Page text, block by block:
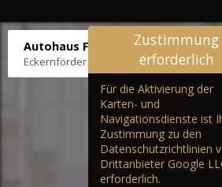
Autohaus Fräter
Eckernförder Str. /Klausbrooker Weg 1,
Zustimmung
erforderlich
Für die Aktivierung der
Karten- und
Navigationsdienste ist
Zustimmung zu den
Datenschutzrichtlinien
Drittanbieter Google
erforderlich.